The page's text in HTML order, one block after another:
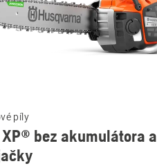
píly
bez akumulátora a